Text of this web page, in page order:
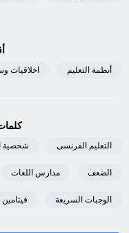
أنظمة التعليم اخلاقيات
التعليم الفرنسى شخصية
الضعف مدارس اللغات
الوجبات السريعة